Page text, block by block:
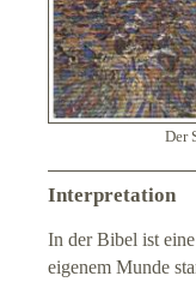
Der
Interpretation
In der Bibel ist
eigenem Munde